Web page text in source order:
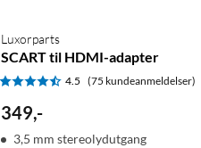
Luxorparts
SCART til HDMI-adapter
4.5 (75 kundeanmeldelser)
349,-
3,5 mm stereolydutgang